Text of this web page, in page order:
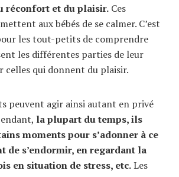
réconfort et du plaisir. Ces
aux bébés de se calmer. C’est
les tout-petits de comprendre
les différentes parties de leur
celles qui donnent du plaisir.
peuvent agir ainsi autant en privé
la plupart du temps, ils
moments pour s’adonner à ce
de s’endormir, en regardant la
en situation de stress, etc.Les